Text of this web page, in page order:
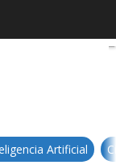
2023: el
Artificial